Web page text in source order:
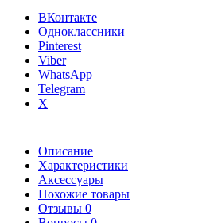
ВКонтакте
Одноклассники
Pinterest
Viber
WhatsApp
Telegram
X
Описание
Характеристики
Аксессуары
Похожие товары
Отзывы 0